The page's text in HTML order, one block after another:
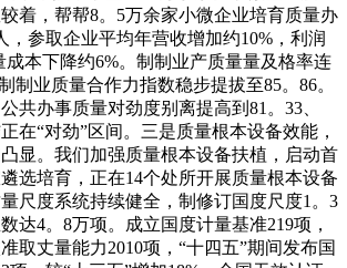
着，帮帮8。5万余家小微企业培育质量办
，参取企业平均年营收增加约10%，利润
成本下降约6%。制制业产质量量及格率连
制业质量合作力指数稳步提拔至85。86。
共办事质量对劲度别离提高到81。33、
在“对劲”区间。三是质量根本设备效能，
显。我们加强质量根本设备扶植，启动首
选培育，正在14个处所开展质量根本设备
尺度系统持续健全，制修订国度尺度1。3
达4。8万项。成立国度计量基准219项，
取丈量能力2010项，“十四五”期间发布国